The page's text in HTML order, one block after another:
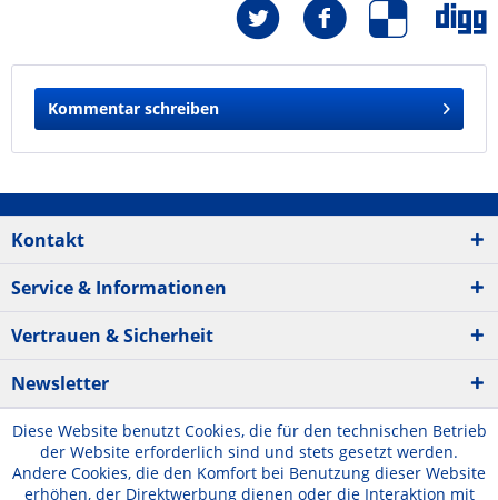
Kommentar schreiben
Kontakt
Service & Informationen
Vertrauen & Sicherheit
Newsletter
Diese Website benutzt Cookies, die für den technischen Betrieb
der Website erforderlich sind und stets gesetzt werden.
Andere Cookies, die den Komfort bei Benutzung dieser Website
erhöhen, der Direktwerbung dienen oder die Interaktion mit